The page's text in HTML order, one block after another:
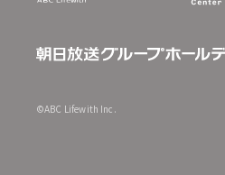
©ABC Lifewith Inc.